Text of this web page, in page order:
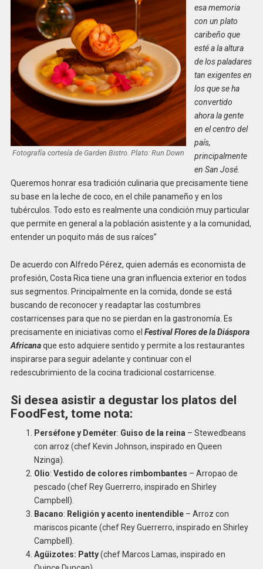
Fotografía cortesía de Garden Bistro. Plato: Run Down
esa memoria
con un plato
caribeño que
esté a la altura
de los paladares
tan exigentes en
los que se ha
convertido
ahora la gente
en el centro del
país,
principalmente
en San José.
Queremos honrar esa tradición culinaria que precisamente tiene
su base en la leche de coco, en el chile panameño y en los
tubérculos. Todo esto es realmente una condición muy particular
que permite en general a la población asistente y a la comunidad,
entender un poquito más de sus raíces”
De acuerdo con Alfredo Pérez, quien además es economista de
profesión, Costa Rica tiene una gran influencia exterior en todos
sus segmentos. Principalmente en la comida, donde se está
buscando de reconocer y readaptar las costumbres
costarricenses para que no se pierdan en la gastronomía. Es
precisamente en iniciativas como el Festival Flores de la Diáspora
Africanaque esto adquiere sentido y permite a los restaurantes
inspirarse para seguir adelante y continuar con el
redescubrimiento de la cocina tradicional costarricense.
Si desea asistir a degustar los platos del
FoodFest, tome nota:
Perséfone y Deméter: Guiso de la reina – Stewedbeans
con arroz (chef Kevin Johnson, inspirado en Queen
Nzinga).
Olio: Vestido de colores rimbombantes – Arropao de
pescado (chef Rey Guerrerro, inspirado en Shirley
Campbell).
Bacano: Religión y acento inentendible– Arroz con
mariscos picante (chef Rey Guerrerro, inspirado en Shirley
Campbell).
Agüizotes: Patty(chef Marcos Lamas, inspirado en